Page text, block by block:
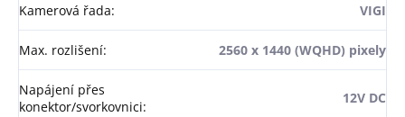
Kamerová řada: VIGI
Max. rozlišení: 2560 x 1440 (WQHD) pixely
Napájení přes
konektor/svorkovnici:
12V DC